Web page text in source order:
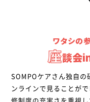
ワタシの
談会
SOMPOケアさん独自の
ンラインで見ることが